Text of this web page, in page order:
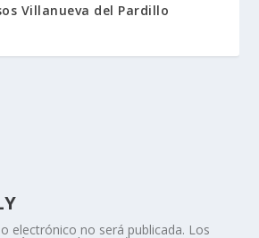
Villanueva del Pardillo
electrónico no será publicada. Los